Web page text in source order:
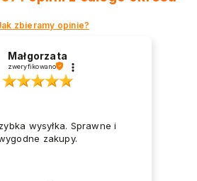
zbieramy opinie?
Małgorzata
zweryfikowano
wysyłka. Sprawne i
zakupy.